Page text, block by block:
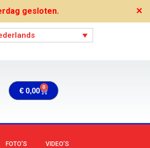
gesloten. ✕
€ 0,00 0 Winkelwagen
FOTO’S VIDEO’S